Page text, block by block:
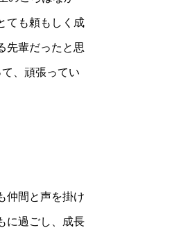
ても頼もしく成
先輩だったと思
、頑張ってい
仲間と声を掛け
に過ごし、成長